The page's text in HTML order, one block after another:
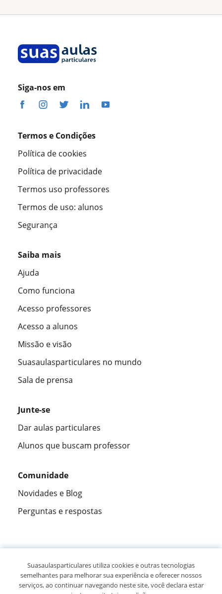
Siga-nos em
Termos e Condições
Política de cookies
Política de privacidade
Termos uso professores
Termos de uso: alunos
Segurança
Saiba mais
Ajuda
Como funciona
Acesso professores
Acesso a alunos
Missão e visão
Suasaulasparticulares no mundo
Sala de prensa
Junte-se
Dar aulas particulares
Alunos que buscam professor
Comunidade
Novidades e Blog
Perguntas e respostas
305883opiniões de alunos
Suasaulasparticulares utiliza cookies e outras tecnologias
semelhantes para melhorar sua experiência e oferecer nossos
serviços, ao continuar navegando neste site, você declara estar